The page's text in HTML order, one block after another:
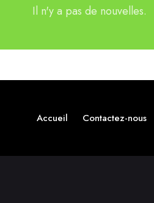
Il n'y a pas de nouvelles.
Accueil Contactez-nous